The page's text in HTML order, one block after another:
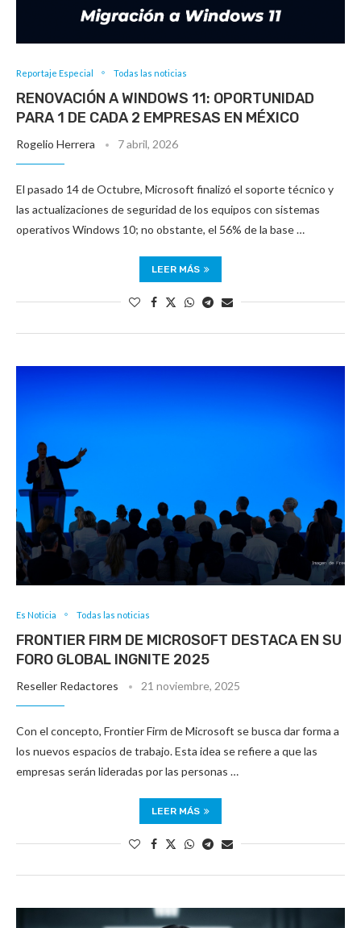
Reportaje Especial Todas las noticias
RENOVACIÓN A WINDOWS 11: OPORTUNIDAD
PARA 1 DE CADA 2 EMPRESAS EN MÉXICO
Rogelio Herrera 7 abril, 2026
El pasado 14 de Octubre, Microsoft finalizó el soporte técnico y
las actualizaciones de seguridad de los equipos con sistemas
operativos Windows 10; no obstante, el 56% de la base …
LEER MÁS
Es Noticia Todas las noticias
FRONTIER FIRM DE MICROSOFT DESTACA EN SU
FORO GLOBAL INGNITE 2025
Reseller Redactores 21 noviembre, 2025
Con el concepto, Frontier Firm de Microsoft se busca dar forma a
los nuevos espacios de trabajo. Esta idea se refiere a que las
empresas serán lideradas por las personas …
LEER MÁS